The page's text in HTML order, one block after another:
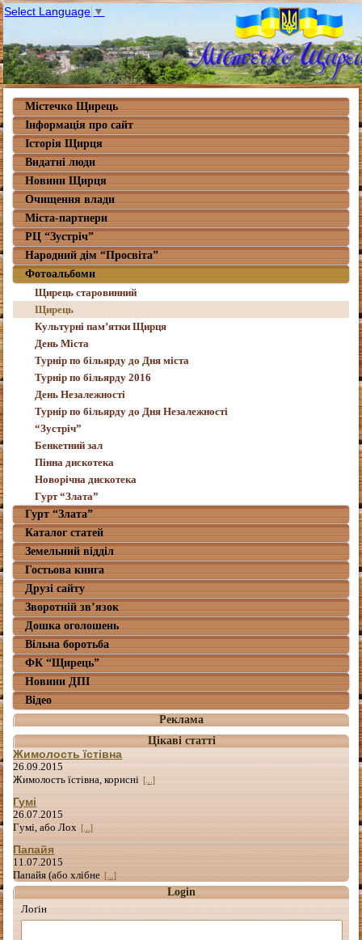
Select Language ▼
Містечко Щирець
Інформація про сайт
Історія Щирця
Видатні люди
Новини Щирця
Очищення влади
Міста-партнери
РЦ “Зустріч”
Народний дім “Просвіта”
Фотоальбоми
Щирець старовинний
Щирець
Культурні пам’ятки Щирця
День Міста
Турнір по більярду до Дня міста
Турнір по більярду 2016
День Незалежності
Турнір по більярду до Дня Незалежності
“Зустріч”
Бенкетний зал
Пінна дискотека
Новорічна дискотека
Гурт “Злата”
Гурт “Злата”
Каталог статей
Земельний відділ
Гостьова книга
Друзі сайту
Зворотній зв’язок
Дошка оголошень
Вільна боротьба
ФК “Щирець”
Новини ДПІ
Відео
Реклама
Цікаві статті
Жимолость їстівна
26.09.2015
Жимолость їстівна, корисні [...]
Гумі
26.07.2015
Гумі, або Лох [...]
Папайя
11.07.2015
Папайя (або хлібне [...]
Login
Лоґін